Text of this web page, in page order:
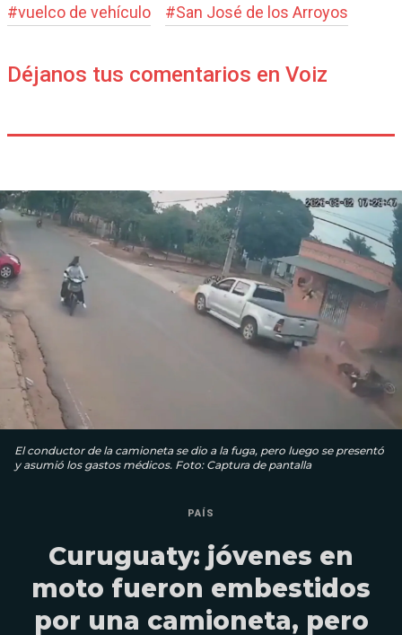
#vuelco de vehículo #San José de los Arroyos
Déjanos tus comentarios en Voiz
El conductor de la camioneta se dio a la fuga, pero luego se presentó
y asumió los gastos médicos. Foto: Captura de pantalla
PAÍS
Curuguaty: jóvenes en
moto fueron embestidos
por una camioneta, pero